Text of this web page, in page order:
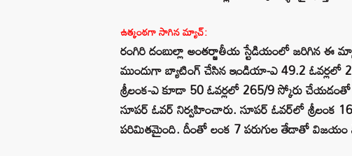
ఉత్కంఠగా సాగిన మ్యాచ్:
రంగిరి దంబుల్లా అంతర్జాతీయ స్టేడియంలో జరిగిన ఈ
ముందుగా బ్యాటింగ్ చేసిన ఇండియా-ఎ 49.2 ఓవర్లలో
శ్రీలంక-ఎ కూడా 50 ఓవర్లలో 265/9 స్కోరు
సూపర్ ఓవర్ నిర్వహించారు. సూపర్ ఓవర్‌లో శ్రీలంక
పరిమితమైంది. దీంతో లంక 7 పరుగుల తేడాతో